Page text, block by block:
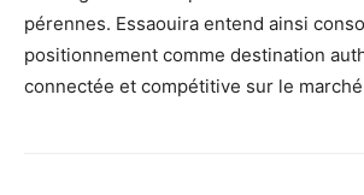
pérennes. Essaouira entend ainsi
positionnement comme destination
connectée et compétitive sur le